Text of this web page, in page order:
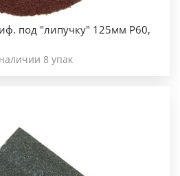
под "липучку" 125мм Р60,
8 упак